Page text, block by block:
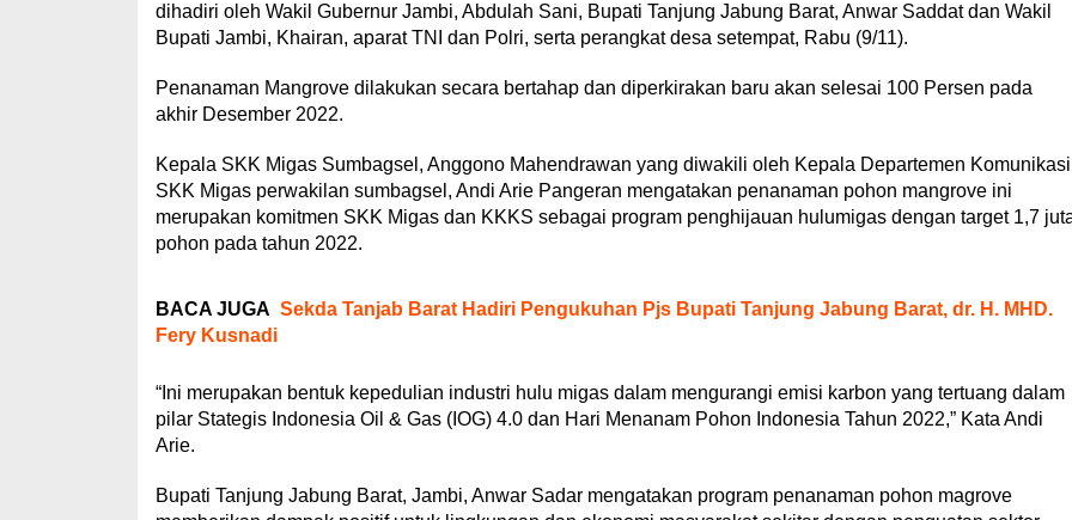
dihadiri oleh Wakil Gubernur Jambi, Abdulah Sani, Bupati Tanjung Jabung Barat, Anwar Saddat dan Wakil
Bupati Jambi, Khairan, aparat TNI dan Polri, serta perangkat desa setempat, Rabu (9/11).
Penanaman Mangrove dilakukan secara bertahap dan diperkirakan baru akan selesai 100 Persen pada
akhir Desember 2022.
Kepala SKK Migas Sumbagsel, Anggono Mahendrawan yang diwakili oleh Kepala Departemen Komunikasi
SKK Migas perwakilan sumbagsel, Andi Arie Pangeran mengatakan penanaman pohon mangrove ini
merupakan komitmen SKK Migas dan KKKS sebagai program penghijauan hulumigas dengan target 1,7
pohon pada tahun 2022.
BACA JUGA Sekda Tanjab Barat Hadiri Pengukuhan Pjs Bupati Tanjung Jabung Barat, dr. H. MHD.
Fery Kusnadi
“Ini merupakan bentuk kepedulian industri hulu migas dalam mengurangi emisi karbon yang tertuang dalam
pilar Stategis Indonesia Oil & Gas (IOG) 4.0 dan Hari Menanam Pohon Indonesia Tahun 2022,” Kata Andi
Arie.
Bupati Tanjung Jabung Barat, Jambi, Anwar Sadar mengatakan program penanaman pohon magrove